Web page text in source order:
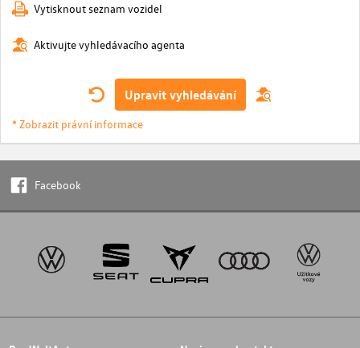
Vytisknout seznam vozidel
Aktivujte vyhledávacího agenta
Upravit vyhledávání
* Zobrazit právní informace
Facebook